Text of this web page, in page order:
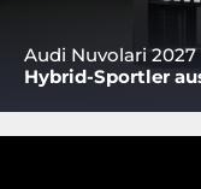
Audi Nuvolari 2027
Hybrid-Sportler